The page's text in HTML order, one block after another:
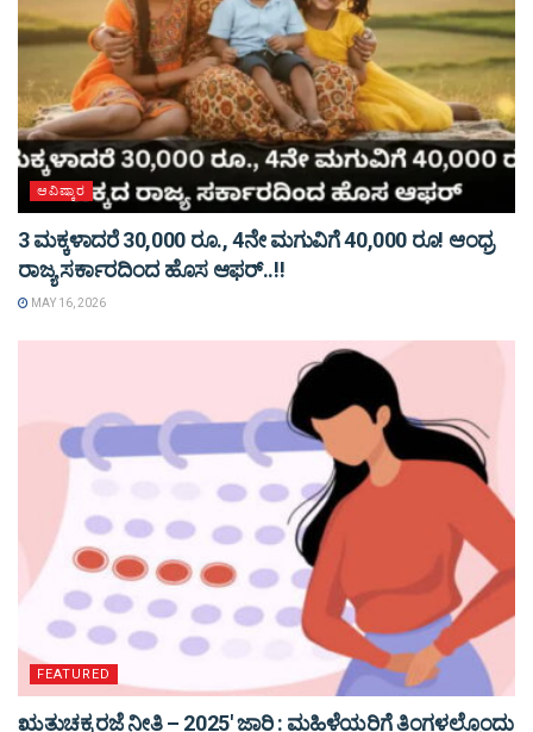
ಆವಿಷ್ಕಾರ
3 ಮಕ್ಕಳಾದರೆ 30,000 ರೂ., 4ನೇ ಮಗುವಿಗೆ 40,000 ರೂ! ಆಂಧ್ರ
ರಾಜ್ಯ ಸರ್ಕಾರದಿಂದ ಹೊಸ ಆಫರ್..!!
MAY 16, 2026
FEATURED
ಋತುಚಕ್ರ ರಜೆ ನೀತಿ – 2025′ ಜಾರಿ : ಮಹಿಳೆಯರಿಗೆ ತಿಂಗಳಲ್ಲೊಂದು